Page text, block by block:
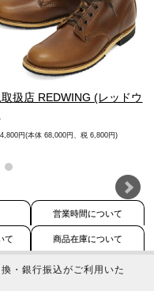
扱店 REDWING (レッドウ
円(本体 68,000円、税 6,800円)
営業時間について
て 商品在庫について
・銀行振込がご利用いた